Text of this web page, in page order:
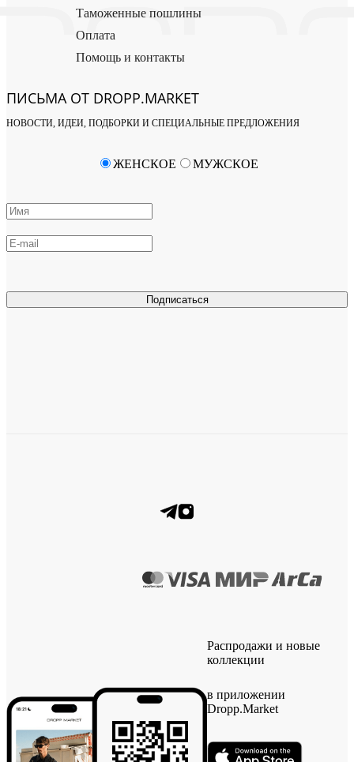
Таможенные пошлины
Оплата
Помощь и контакты
ПИСЬМА ОТ DROPP.MARKET
НОВОСТИ, ИДЕИ, ПОДБОРКИ И СПЕЦИАЛЬНЫЕ ПРЕДЛОЖЕНИЯ
Подписаться
ЖЕНСКОЕ МУЖСКОЕ
Распродажи и новые
коллекции
в приложении
Dropp.Market